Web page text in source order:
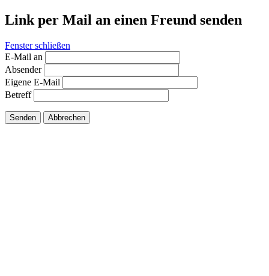
Link per Mail an einen Freund senden
Fenster schließen
E-Mail an
Absender
Eigene E-Mail
Betreff
Senden Abbrechen